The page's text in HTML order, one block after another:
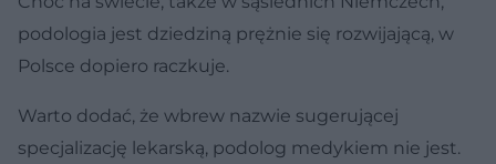
podologia jest dziedziną prężnie się rozwijającą, w
Polsce dopiero raczkuje.
Warto dodać, że wbrew nazwie sugerującej
specjalizację lekarską, podolog medykiem nie jest.